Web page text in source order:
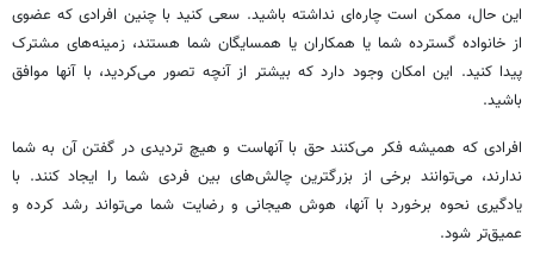
این حال، ممکن است چاره‌ای نداشته باشید. سعی کنید با چنین افرادی که عضوی
از خانواده گسترده شما یا همکاران یا همسایگان شما هستند، زمینه‌های مشترک
پیدا کنید. این امکان وجود دارد که بیشتر از آنچه تصور می‌کردید، با آنها موافق
باشید.
افرادی که همیشه فکر می‌کنند حق با آنهاست و هیچ تردیدی در گفتن آن به شما
ندارند، می‌توانند برخی از بزرگترین چالش‌های بین فردی شما را ایجاد کنند. با
یادگیری نحوه برخورد با آنها، هوش هیجانی و رضایت شما می‌تواند رشد کرده و
عمیق‌تر شود.